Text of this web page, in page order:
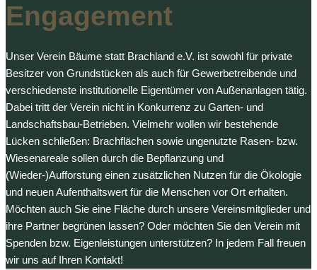
Engagement
Unser Verein Bäume statt Brachland e.V. ist sowohl für private
Besitzer von Grundstücken als auch für Gewerbetreibende und
verschiedenste institutionelle Eigentümer von Außenanlagen tätig.
Dabei tritt der Verein nicht in Konkurrenz zu Garten- und
Landschaftsbau-Betrieben. Vielmehr wollen wir bestehende
Lücken schließen: Brachflächen sowie ungenutzte Rasen- bzw.
Wiesenareale sollen durch die Bepflanzung und
(Wieder-)Aufforstung einen zusätzlichen Nutzen für die Ökologie
und neuen Aufenthaltswert für die Menschen vor Ort erhalten.
Möchten auch Sie eine Fläche durch unsere Vereinsmitglieder und
ihre Partner begrünen lassen? Oder möchten Sie den Verein mit
Spenden bzw. Eigenleistungen unterstützen? In jedem Fall freuen
wir uns auf Ihren Kontakt!